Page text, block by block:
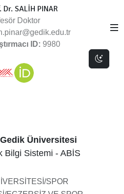
Dark
Dr. SALİH PINAR
Doktor
ID: 9980
Üniversitesi
Bilgi Sistemi - ABİS
SPOR